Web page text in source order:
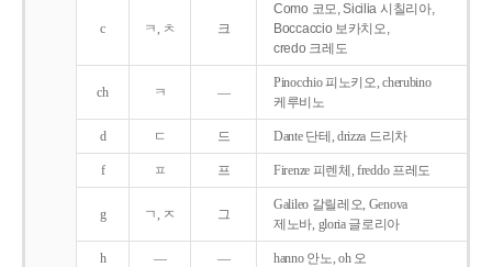
c ㅋ, ㅊ 크
Como 코모, Sicilia 시칠리아,
Boccaccio 보카치오,
credo 크레도
ch ㅋ ―
Pinocchio 피노키오, cherubino
케루비노
d ㄷ 드 Dante 단테, drizza 드리차
f ㅍ 프 Firenze 피렌체, freddo 프레도
g ㄱ, ㅈ 그
Galileo 갈릴레오, Genova
제노바, gloria 글로리아
h ― ― hanno 안노, oh 오